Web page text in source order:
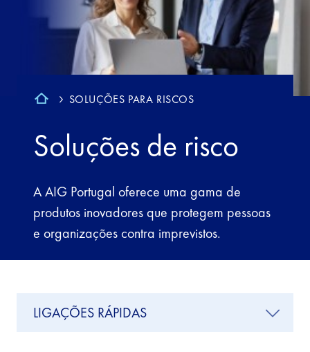
SOLUÇÕES PARA RISCOS
Soluções de risco
A AIG Portugal oferece uma gama de
produtos inovadores que protegem pessoas
e organizações contra imprevistos.
LIGAÇÕES RÁPIDAS